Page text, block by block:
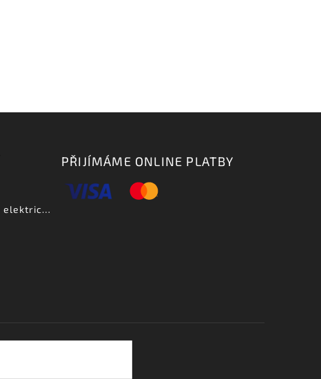
Aria PE DLX VCS - elektrická kytara-zboží bylo vystaveno na prodejně
PŘIJÍMÁME ONLINE PLATBY